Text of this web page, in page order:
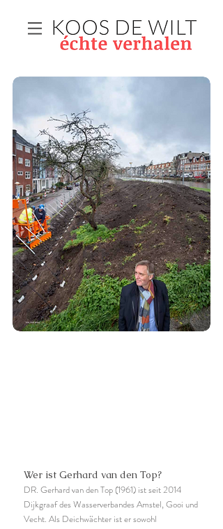
Wer ist Gerhard van den Top?
DR. Gerhard van den Top (1961) ist seit 2014
Dijkgraaf des Wasserverbandes Amstel, Gooi und
Vecht. Als Deichwächter ist er sowohl